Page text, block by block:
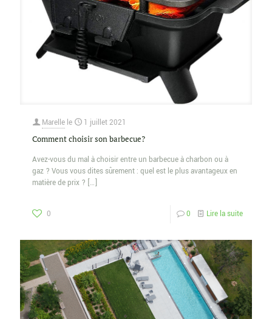
Marelle le 1 juillet 2021
Comment choisir son barbecue?
Avez-vous du mal à choisir entre un barbecue à charbon ou à
gaz ? Vous vous dites sûrement : quel est le plus avantageux en
matière de prix ? […]
0 0 Lire la suite